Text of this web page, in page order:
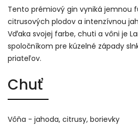
Tento prémiový gin vyniká jemnou
citrusových plodov a intenzívnou
Vďaka svojej farbe, chuti a vôni je
spoločníkom pre kúzelné západy
priateľov.
Chuť
Vôňa - jahoda, citrusy, borievky